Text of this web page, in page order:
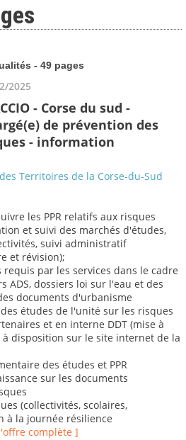
- 49 pages
2025
- Corse du sud -
de prévention des
- information
Territoires de la Corse-du-Sud
les PPR relatifs aux risques
et suivi des marchés d'études,
suivi administratif
et révision);
par les services dans le cadre
ADS, dossiers loi sur l'eau et des
documents d'urbanisme
études de l'unité sur les risques
et en interne DDT (mise à
à disposition sur le site internet de la
des études et PPR
sur les documents
(collectivités, scolaires,
à la journée résilience
complète ]